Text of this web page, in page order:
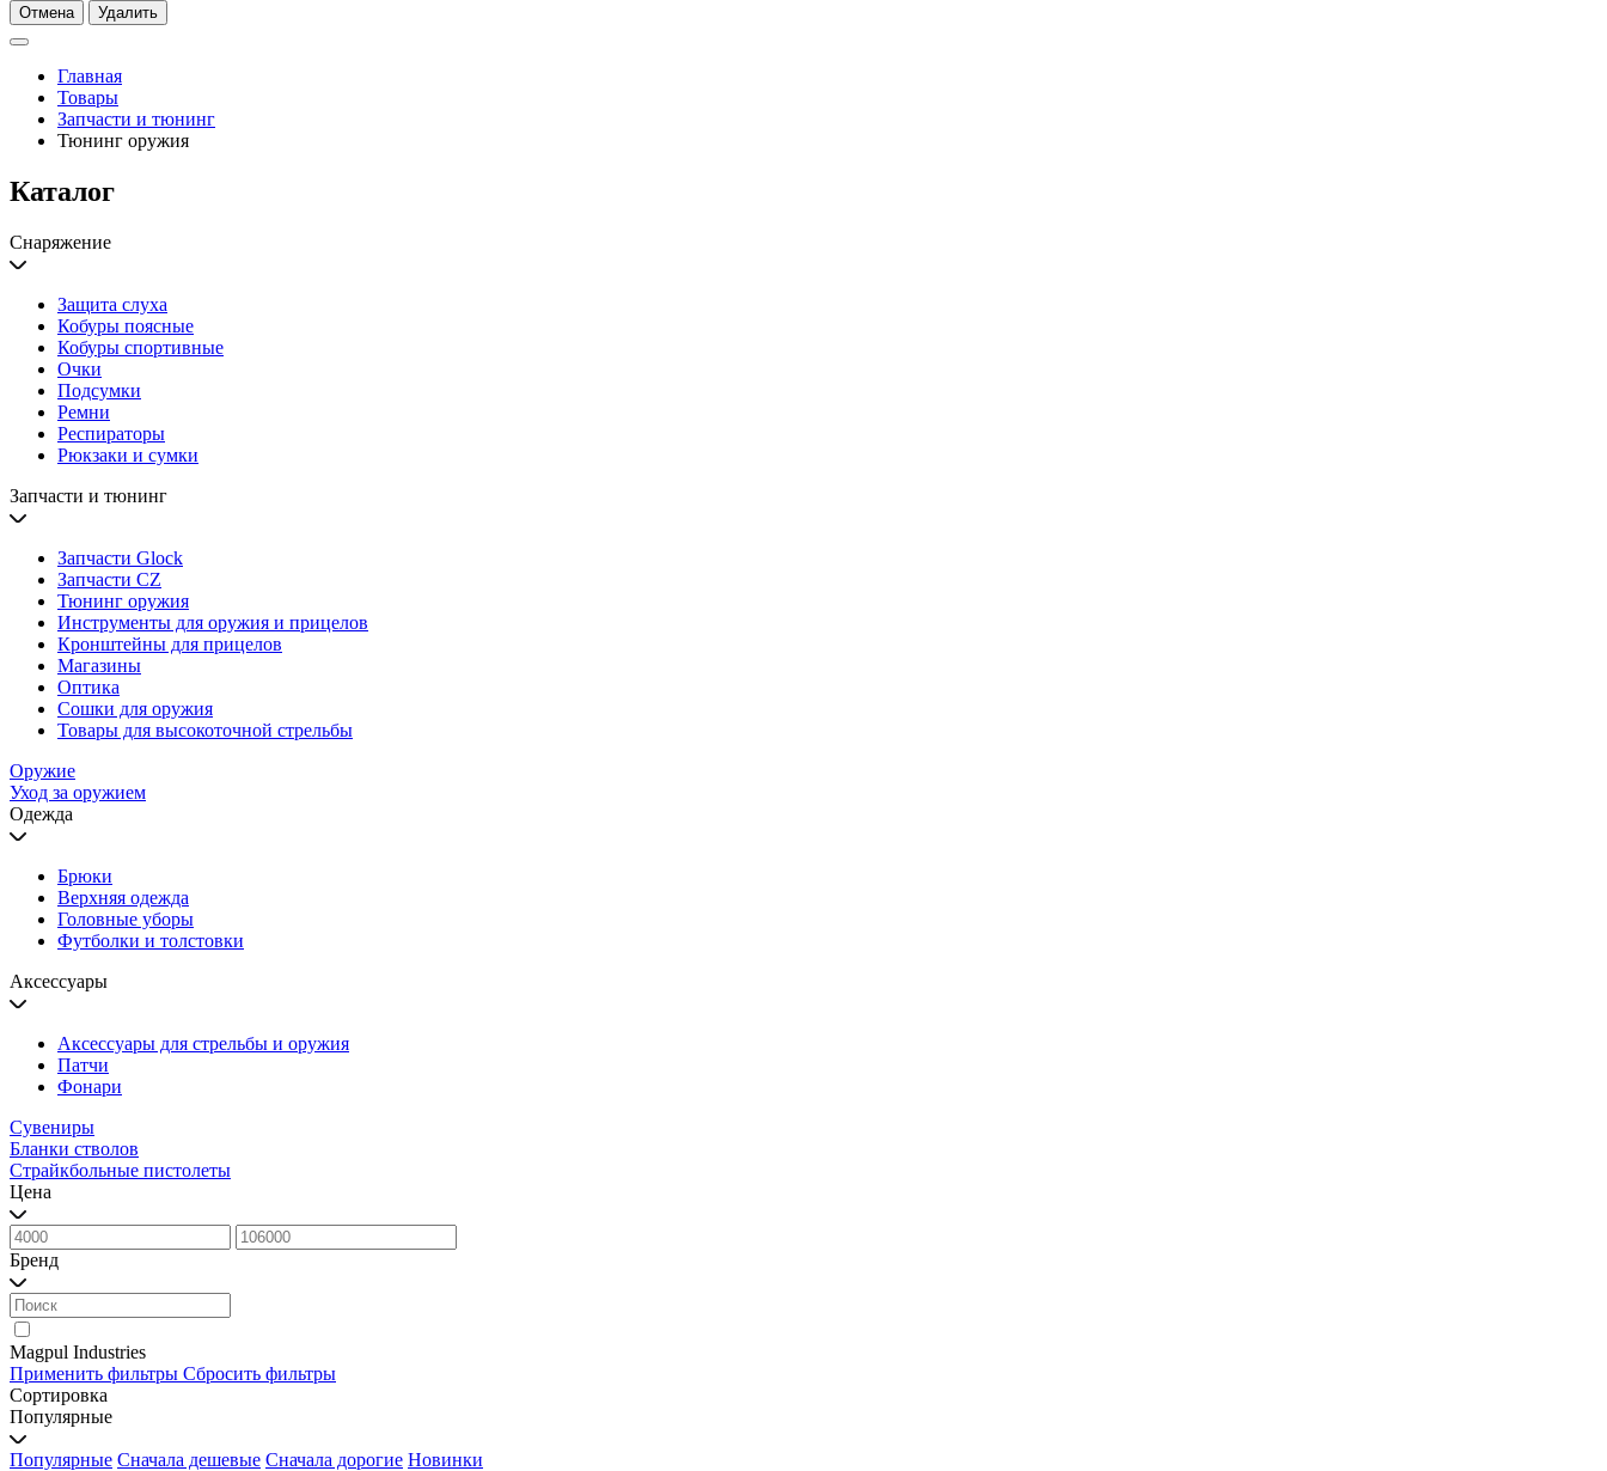
Отмена Удалить
Главная
Товары
Запчасти и тюнинг
Тюнинг оружия
Каталог
Снаряжение
Защита слуха
Кобуры поясные
Кобуры спортивные
Очки
Подсумки
Ремни
Респираторы
Рюкзаки и сумки
Запчасти и тюнинг
Запчасти Glock
Запчасти CZ
Тюнинг оружия
Инструменты для оружия и прицелов
Кронштейны для прицелов
Магазины
Оптика
Сошки для оружия
Товары для высокоточной стрельбы
Оружие
Уход за оружием
Одежда
Брюки
Верхняя одежда
Головные уборы
Футболки и толстовки
Аксессуары
Аксессуары для стрельбы и оружия
Патчи
Фонари
Сувениры
Бланки стволов
Страйкбольные пистолеты
Цена
Бренд
Magpul Industries
Применить фильтры Сбросить фильтры
Сортировка
Популярные
Популярные Сначала дешевые Сначала дорогие Новинки